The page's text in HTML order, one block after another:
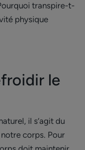
transpire-t-
physique
le
il s’agit du
corps. Pour